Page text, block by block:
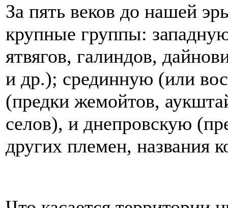
За пять веков до нашей
крупные группы:
ятвягов, галиндов,
и др.); срединную (или
(предки жемойтов,
селов), и днепровскую
других племен, названия